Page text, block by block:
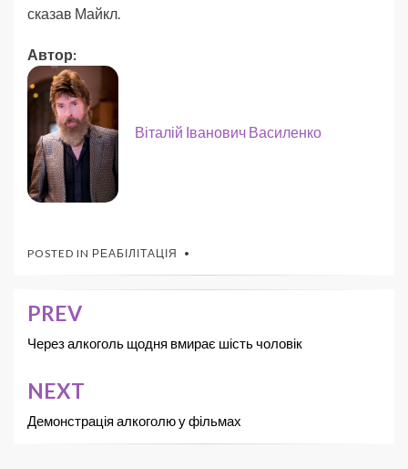
сказав Майкл.
Автор:
Віталій Іванович Василенко
POSTED IN РЕАБІЛІТАЦІЯ
PREV
Через алкоголь щодня вмирає шість чоловік
NEXT
Демонстрація алкоголю у фільмах